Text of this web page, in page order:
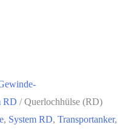
RD / Querlochhülse (RD)
, System RD, Transportanker,